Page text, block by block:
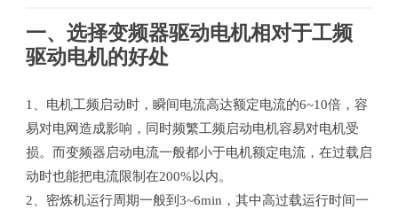
一、选择变频器驱动电机相对于工频
驱动电机的好处
1、电机工频启动时，瞬间电流高达额定电流的6~10倍，容
易对电网造成影响，同时频繁工频启动电机容易对电机受
损。而变频器启动电流一般都小于电机额定电流，在过载启
动时也能把电流限制在200%以内。
2、密炼机运行周期一般到3~6min，其中高过载运行时间一